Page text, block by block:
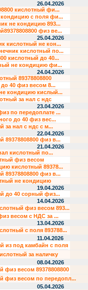
26.04.2026
кислотный фи...
с поля фи...
не кондицию 893...
физ ве...
25.04.2026
кислотный не кон...
кислотный по...
кислотный до 40...
не кондицию фи...
24.04.2026
89378808800
40 физ весом 8...
кондицию кислый...
за нал с ндс
23.04.2026
по передоплате ...
до 40 физ вес...
за нал с ндс с м...
22.04.2026
89378808800 физ в...
21.04.2026
кислотный по...
физ весом
кислотный 89378...
89378808800 физ в...
не кондицию
19.04.2026
до 40 сорный физ...
14.04.2026
физ весом 893...
весом с НДС за ...
13.04.2026
с поля 893788...
11.04.2026
из под камбайн с поля
за наличку
08.04.2026
физ весом 89378808800
физ весом по передопл...
05.04.2026